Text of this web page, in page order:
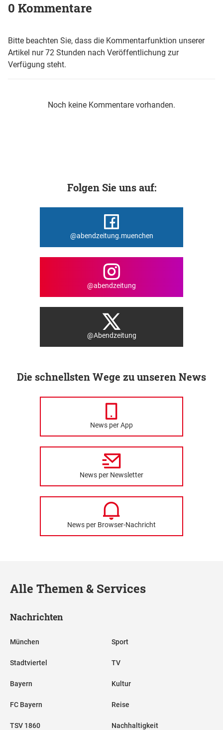
0 Kommentare
Bitte beachten Sie, dass die Kommentarfunktion unserer
Artikel nur 72 Stunden nach Veröffentlichung zur
Verfügung steht.
Noch keine Kommentare vorhanden.
Folgen Sie uns auf:
@abendzeitung.muenchen
@abendzeitung
@Abendzeitung
Die schnellsten Wege zu unseren News
News per App
News per Newsletter
News per Browser-Nachricht
Alle Themen & Services
Nachrichten
München
Stadtviertel
Bayern
FC Bayern
TSV 1860
Sport
TV
Kultur
Reise
Nachhaltigkeit